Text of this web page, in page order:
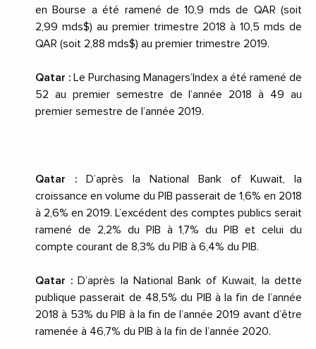
en Bourse a été ramené de 10,9 mds de QAR (soit
2,99 mds$) au premier trimestre 2018 à 10,5 mds de
QAR (soit 2,88 mds$) au premier trimestre 2019.
Qatar : Le Purchasing Managers’Index a été ramené de
52 au premier semestre de l’année 2018 à 49 au
premier semestre de l’année 2019.
Qatar : D’après la National Bank of Kuwait, la
croissance en volume du PIB passerait de 1,6% en 2018
à 2,6% en 2019. L’excédent des comptes publics serait
ramené de 2,2% du PIB à 1,7% du PIB et celui du
compte courant de 8,3% du PIB à 6,4% du PIB.
Qatar : D’après la National Bank of Kuwait, la dette
publique passerait de 48,5% du PIB à la fin de l’année
2018 à 53% du PIB à la fin de l’année 2019 avant d’être
ramenée à 46,7% du PIB à la fin de l’année 2020.